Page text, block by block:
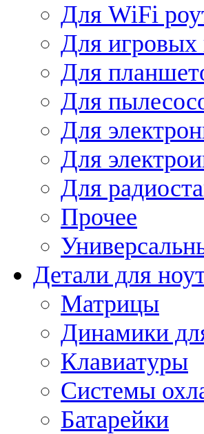
Для WiFi
Для игровых
Для
Для
Для
Для
Для
Прочее
Детали для
Матрицы
Динамики
Клавиатуры
Системы
Батарейки